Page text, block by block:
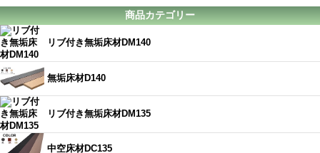
商品カテゴリー
リブ付き無垢床材DM140
無垢床材D140
リブ付き無垢床材DM135
中空床材DC135